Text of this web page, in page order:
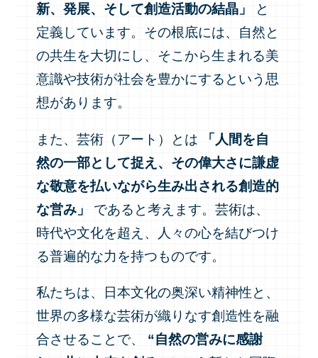
新、発展、そして創造活動の結晶」
と
定義しています。その根底には、自然と
の共生を大切にし、そこから生まれる美
意識や技術が社会を豊かにするという思
想があります。
また、芸術（アート）とは
「人間を自
然の一部として捉え、その偉大さに謙虚
な敬意を払いながら生み出される創造的
な営み」
であると考えます。芸術は、
時代や文化を超え、人々の心を結びつけ
る普遍的な力を持つものです。
私たちは、日本文化の奥深い精神性と、
世界の多様な芸術が織りなす創造性を融
合させることで、 “自然の営みに感謝